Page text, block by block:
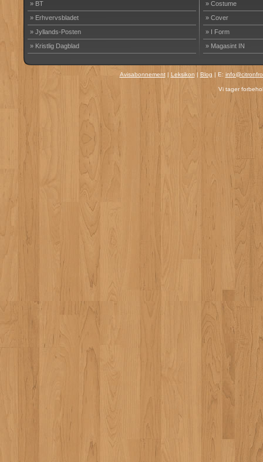
» BT
» Erhvervsbladet
» Jyllands-Posten
» Kristlig Dagblad
» Costume
» Cover
» I Form
» Magasint IN
Avisabonnement| Leksikon | Blog | E:
Vi tager